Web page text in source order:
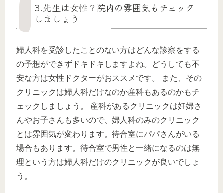
3.先生は女性？院内の雰囲気もチェック
しましょう
婦人科を受診したことのない方はどんな診察をする
の予想ができずドキドキしますよね。どうしても不
安な方は女性ドクターがおススメです。 また、その
クリニックは婦人科だけなのか産科もあるのかもチ
ェックしましょう。 産科があるクリニックは妊婦さ
んやお子さんも多いので、婦人科のみのクリニック
とは雰囲気が変わります。待合室にパパさんがいる
場合もあります。待合室で男性と一緒になるのは無
理という方は婦人科だけのクリニックが良いでしょ
う。